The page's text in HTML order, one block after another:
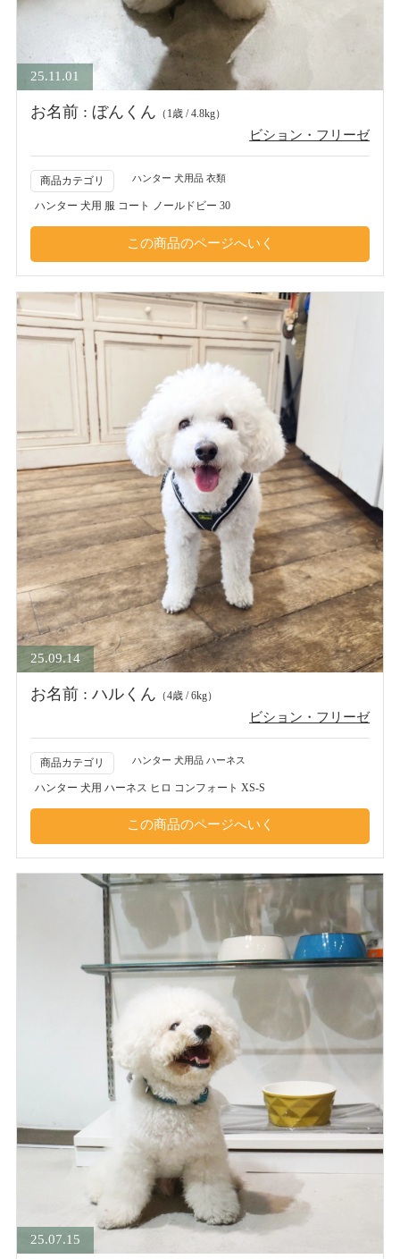
25.11.01
お名前 : ぼんくん （1歳 / 4.8kg）
ビション・フリーゼ
商品カテゴリ ハンター 犬用品 衣類
ハンター 犬用 服 コート ノールドビー 30
25.09.14
お名前 : ハルくん （4歳 / 6kg）
ビション・フリーゼ
商品カテゴリ ハンター 犬用品 ハーネス
ハンター 犬用 ハーネス ヒロ コンフォート XS-S
25.07.15